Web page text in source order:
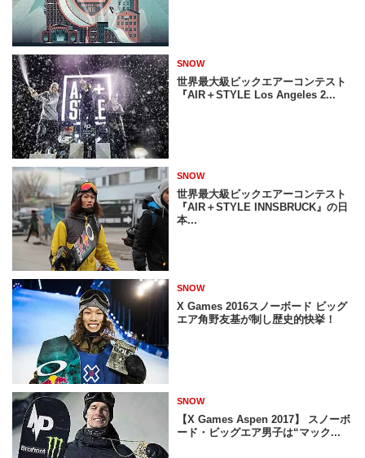
SNOW
世界最大級ビックエアーコンテスト
『AIR＋STYLE Los Angeles 2...
SNOW
世界最大級ビックエアーコンテスト
『AIR＋STYLE INNSBRUCK』の日
本...
SNOW
X Games 2016スノーボード ビッグ
エア角野友基が制し歴史的快挙！
SNOW
【X Games Aspen 2017】 スノーボ
ード・ビッグエア男子は“マック...